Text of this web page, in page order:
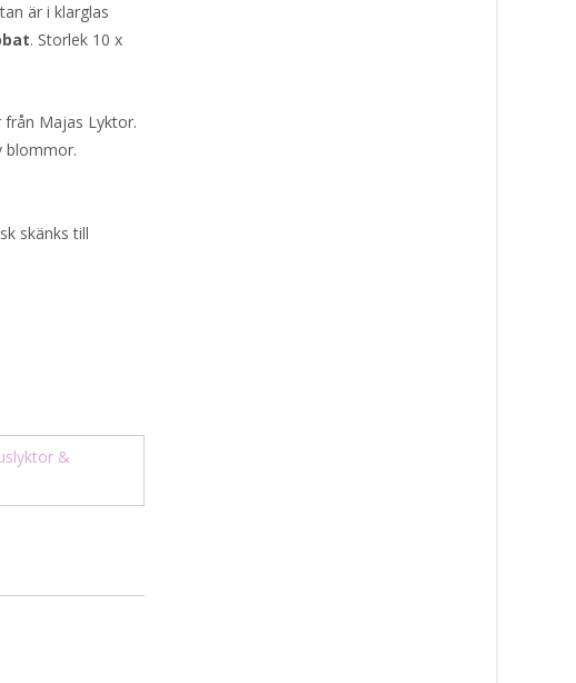
är i klarglas
. Storlek 10 x
från Majas Lyktor.
blommor.
skänks till
&